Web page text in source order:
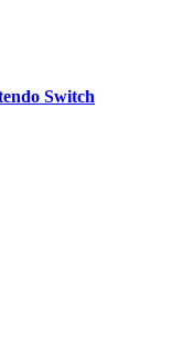
Switch